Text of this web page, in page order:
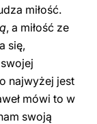
miłość.
, a miłość ze
się,
najwyżej jest
mówi to w
swoją